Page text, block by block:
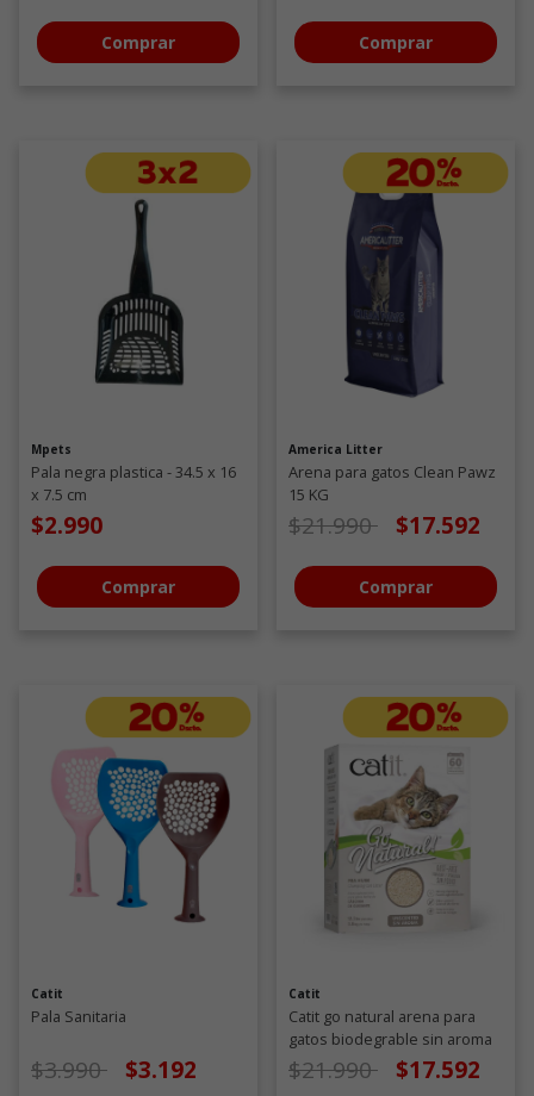
Comprar Comprar
Mpets
Pala negra plastica - 34.5 x 16
x 7.5 cm
$2.990
Comprar
America Litter
Arena para gatos Clean Pawz
15 KG
Precio de oferta desde
$21.990a $17.592
Comprar
Catit
Pala Sanitaria
Precio de oferta desde
$3.990a $3.192
Catit
Catit go natural arena para
gatos biodegrable sin aroma
Precio de oferta desde
$21.990a $17.592